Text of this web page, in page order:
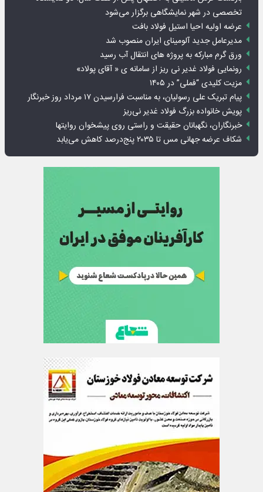
تخصصی در شهر نمایشگاهی برگزار می‌شود
عرضه اولیه احیا استیل فولاد بافت
مدیرعامل جدید آلومینای ایران منصوب شد
ورق گرم مبارکه به پروژه های انتقال آب رسید
رونمایی فولاد غدیر نی ریز از سامانه ی « آقای پولاد»
مزیت کلیدی “فملی” در ۱۴۰۵
پیام تبریک علی رسولیان، به مناسبت فرارسیدن ۱۷ مرداد روز خبرنگار
پویش خانواده بزرگ فولاد غدیر نی‌ریز
خبرنگاران، نگهبانان حقیقت و راستی روی پیشخوان روایت­ها
شکاف عرضه جهانی مس تا ۲۰۳۵ پنج‌درصد کاهش می‌یابد